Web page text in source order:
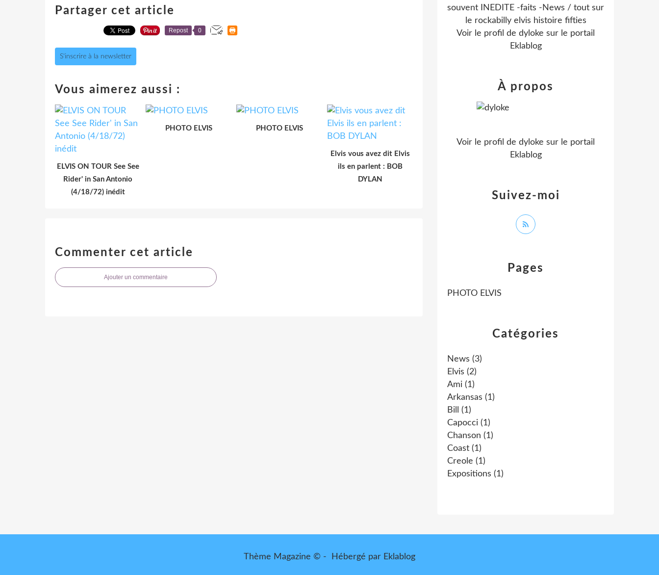
Partager cet article
Repost 0
S'inscrire à la newsletter
Vous aimerez aussi :
ELVIS ON TOUR See See
Rider' in San Antonio
(4/18/72) inédit
PHOTO ELVIS PHOTO ELVIS
Elvis vous avez dit Elvis
ils en parlent : BOB
DYLAN
Commenter cet article
Ajouter un commentaire
Catégories
News (3)
Elvis (2)
Ami (1)
Arkansas (1)
Bill
(1)
Capocci (1)
Chanson (1)
Coast (1)
Creole (1)
Expositions (1)
Pages
PHOTO ELVIS
souvent INEDITE -faits -News / tout sur
le rockabilly elvis histoire fifties
Voir le profil de dyloke sur le portail
Eklablog
Suivez-moi
À propos
Voir le profil de dyloke sur le portail
Eklablog
Thème Magazine © - Hébergé par Eklablog